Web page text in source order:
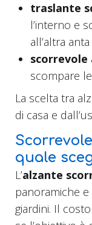
traslante
l’interno e
all’altra anta
scorrevole
scompare
La scelta tra
di casa e
quale
L’alzante
panoramiche
giardini. Il